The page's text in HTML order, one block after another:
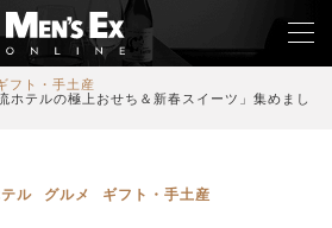
フト・手土産
ホテルの極上おせち＆新春スイーツ」集めまし
ル グルメ ギフト・手土産